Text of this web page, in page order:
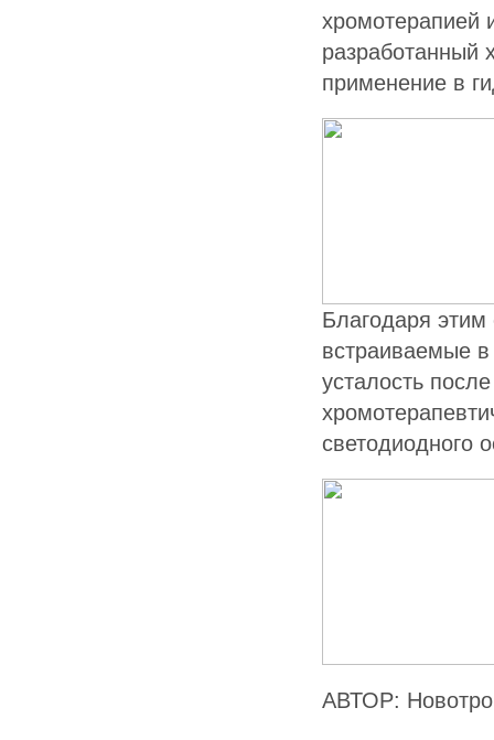
хромотерапией
разработанный
применение в
Благодаря
встраиваемые
усталость
светодиодного
АВТОР: